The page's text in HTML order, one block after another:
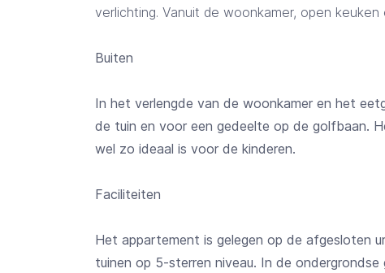
verlichting. Vanuit de woonkamer, open
Buiten
In het verlengde van de woonkamer en het
de tuin en voor een gedeelte op de golfbaan.
wel zo ideaal is voor de kinderen.
Faciliteiten
Het appartement is gelegen op de afgesloten
tuinen op 5-sterren niveau. In de